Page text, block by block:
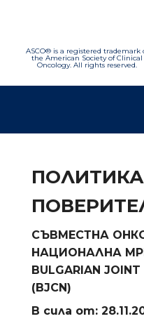
ASCO® is a registered trademark
the American Society of Clinical
Oncology. All rights reserved.
СЪВМЕСТНА
НАЦИОНАЛНА
BULGARIAN
(BJCN)
В сила от: